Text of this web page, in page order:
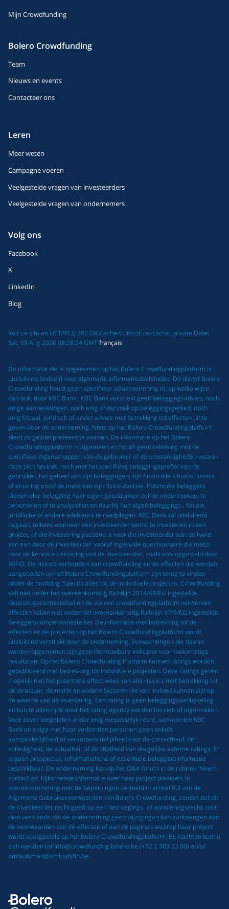
Mijn Crowdfunding
Bolero Crowdfunding
Team
Nieuws en events
Contacteer ons
Leren
Meer weten
Campagne voeren
Veelgestelde vragen van investeerders
Veelgestelde vragen van ondernemers
Volg ons
Facebook
X
LinkedIn
Blog
Voir ce site en HTTP/1.0 200 OK Cache-Control: no-cache, private Date:
Sat, 08 Aug 2026 08:28:24 GMTfrançais
De informatie die is opgenomen op het Bolero Crowdfundingplatform is
uitsluitend bedoeld voor algemene informatiedoeleinden. De dienst Bolero
Crowdfunding houdt geen specifieke adviesverlening in, op welke wijze
dan ook, door KBC Bank . KBC Bank verstrekt geen beleggingsadvies, noch
enige aanbevelingen, noch enig onderzoek op beleggingsgebied, noch
enig fiscaal, juridisch of ander advies met betrekking tot effecten uit te
geven door de onderneming. Niets op het Bolero Crowdfundingplatform
dient zo geïnterpreteerd te worden. De informatie op het Bolero
Crowdfundingplatform is algemeen en houdt geen rekening met de
specifieke eigenschappen van de gebruiker of de omstandigheden waarin
deze zich bevindt, noch met het specifieke beleggingsprofiel van de
gebruiker, het geheel van zijn beleggingen, zijn financiële situatie, kennis
of ervaring en/of de mate van zijn risico-aversie. Potentiële beleggers
dienen elke belegging naar eigen goeddunken zelf te onderzoeken, te
beoordelen of te analyseren en daarbij hun eigen beleggings-, fiscale,
juridische of andere adviseurs te raadplegen. KBC Bank zal uitsluitend
nagaan, telkens wanneer een investeerder wenst te investeren in een
project, of die investering passend is voor die investeerder aan de hand
van een door de investeerder vooraf ingevulde questionnaire die toetst
naar de kennis en ervaring van de investeerder, zoals vooropgesteld door
MiFID. De risico’s verbonden aan crowdfunding en de effecten die worden
aangeboden op het Bolero Crowdfundingplatform zijn terug te vinden
onder de hoofding ‘Specificaties’ bij de individuele projecten. Crowdfunding
valt niet onder het overeenkomstig Richtlijn 2014/49/EU ingestelde
depositogarantiestelsel en de via een crowdfundingplatform verworven
effecten vallen niet onder het overeenkomstig Richtlijn 97/9/EG ingestelde
beleggerscompensatiestelsel. De informatie met betrekking tot de
effecten en de projecten op het Bolero Crowdfundingplatform wordt
uitsluitend verstrekt door de onderneming. Verwachtingen die daarin
worden opgenomen zijn geen betrouwbare indicator voor toekomstige
resultaten. Op het Bolero Crowdfunding Platform kunnen ratings worden
gepubliceerd met betrekking tot individuele projecten. Deze ratings geven
mogelijk niet het potentiële effect weer van alle risico's met betrekking tot
de structuur, de markt en andere factoren die van invloed kunnen zijn op
de waarde van de investering. Een rating is geen beleggingsaanbeveling
en kan te allen tijde door het rating agency worden herzien of ingetrokken.
Voor zover toegelaten onder enig toepasselijk recht, aanvaarden KBC
Bank en enige met haar verbonden personen geen enkele
aansprakelijkheid of verantwoordelijkheid voor de correctheid, de
volledigheid, de actualiteit of de stiptheid van dergelijke externe ratings. Er
is geen prospectus, informatiefiche of essentiële beleggersinformatie
beschikbaar. De onderneming kan op het Q&A forum in de rubriek 'Neem
contact op' bijkomende informatie over haar project plaatsen, in
overeenstemming met de beperkingen vermeld in artikel 8.3 van de
Algemene Gebruiksvoorwaarden van Bolero Crowdfunding, zonder dat dit
de investeerder recht geeft op een herroepings- of annuleringsrecht, met
dien verstande dat de onderneming geen wijzigingen kan aanbrengen aan
de voorwaarden van de effecten of aan de pagina’s waarop haar project
wordt voorgesteld op het Bolero Crowdfundingplatform. Bij klachten kunt u
zich wenden tot info@crowdfunding.bolero.be (+32 2 303 33 00) en/of
ombudsman@ombudsfin.be.